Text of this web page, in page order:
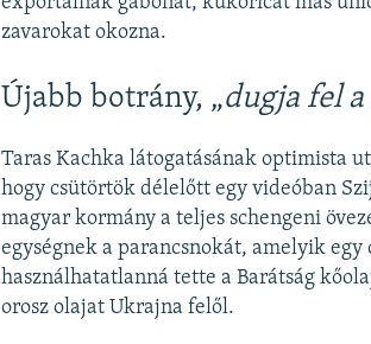
zavarokat okozna.
Újabb botrány, „dugja fel a
Taras Kachka látogatásának optimista
hogy csütörtök délelőtt egy videóban
magyar kormány a teljes schengeni
egységnek a parancsnokát, amelyik
használhatatlanná tette a Barátság
orosz olajat Ukrajna felől.